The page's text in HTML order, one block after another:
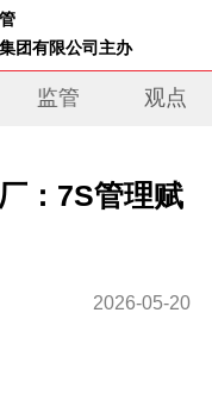
集团有限公司主办
监管 观点
：7S管理赋
2026-05-20